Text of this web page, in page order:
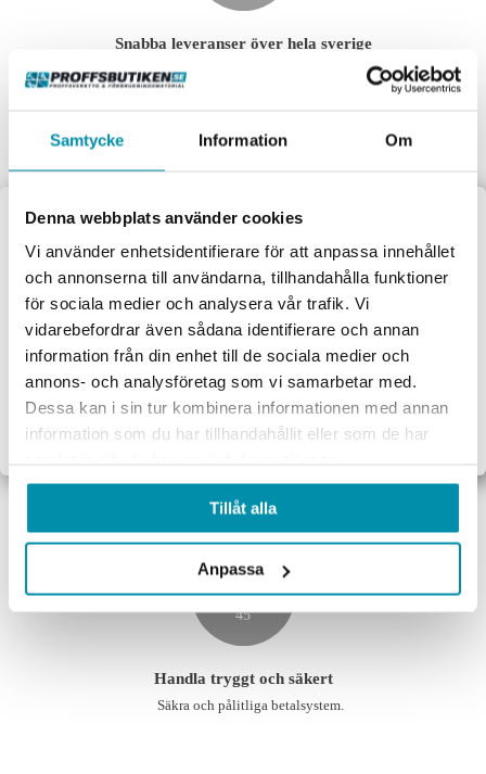
Samtycke Information Om
Denna webbplats använder cookies
Vi använder enhetsidentifierare för att anpassa innehållet
och annonserna till användarna, tillhandahålla funktioner
för sociala medier och analysera vår trafik. Vi
vidarebefordrar även sådana identifierare och annan
information från din enhet till de sociala medier och
annons- och analysföretag som vi samarbetar med.
Dessa kan i sin tur kombinera informationen med annan
information som du har tillhandahållit eller som de har
Tillåt alla
Anpassa
Markeringsfärg
Markörhandtag
Mäthjul
Spillhantering
Brunnstätning
Övriga produkter inom miljöskydd
Saneringsväskor
Snabba leveranser över hela sverige
Fri frakt vid köp över 4 990 kr
Kundservice som kan
Fråga våra experter för personliga råd och smarta tips.
Handla tryggt och säkert
Säkra och pålitliga betalsystem.
Välkommen till
Proffsbutiken
Jag handlar som:
Företag
Exkl. moms
Privat
Inkl. moms